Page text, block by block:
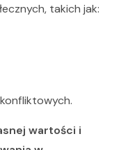
takich jak:
wartości i